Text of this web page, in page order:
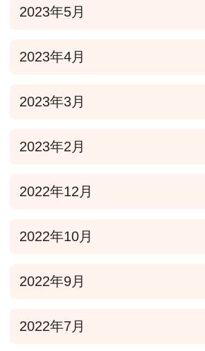
2023年5月
2023年4月
2023年3月
2023年2月
2022年12月
2022年10月
2022年9月
2022年7月